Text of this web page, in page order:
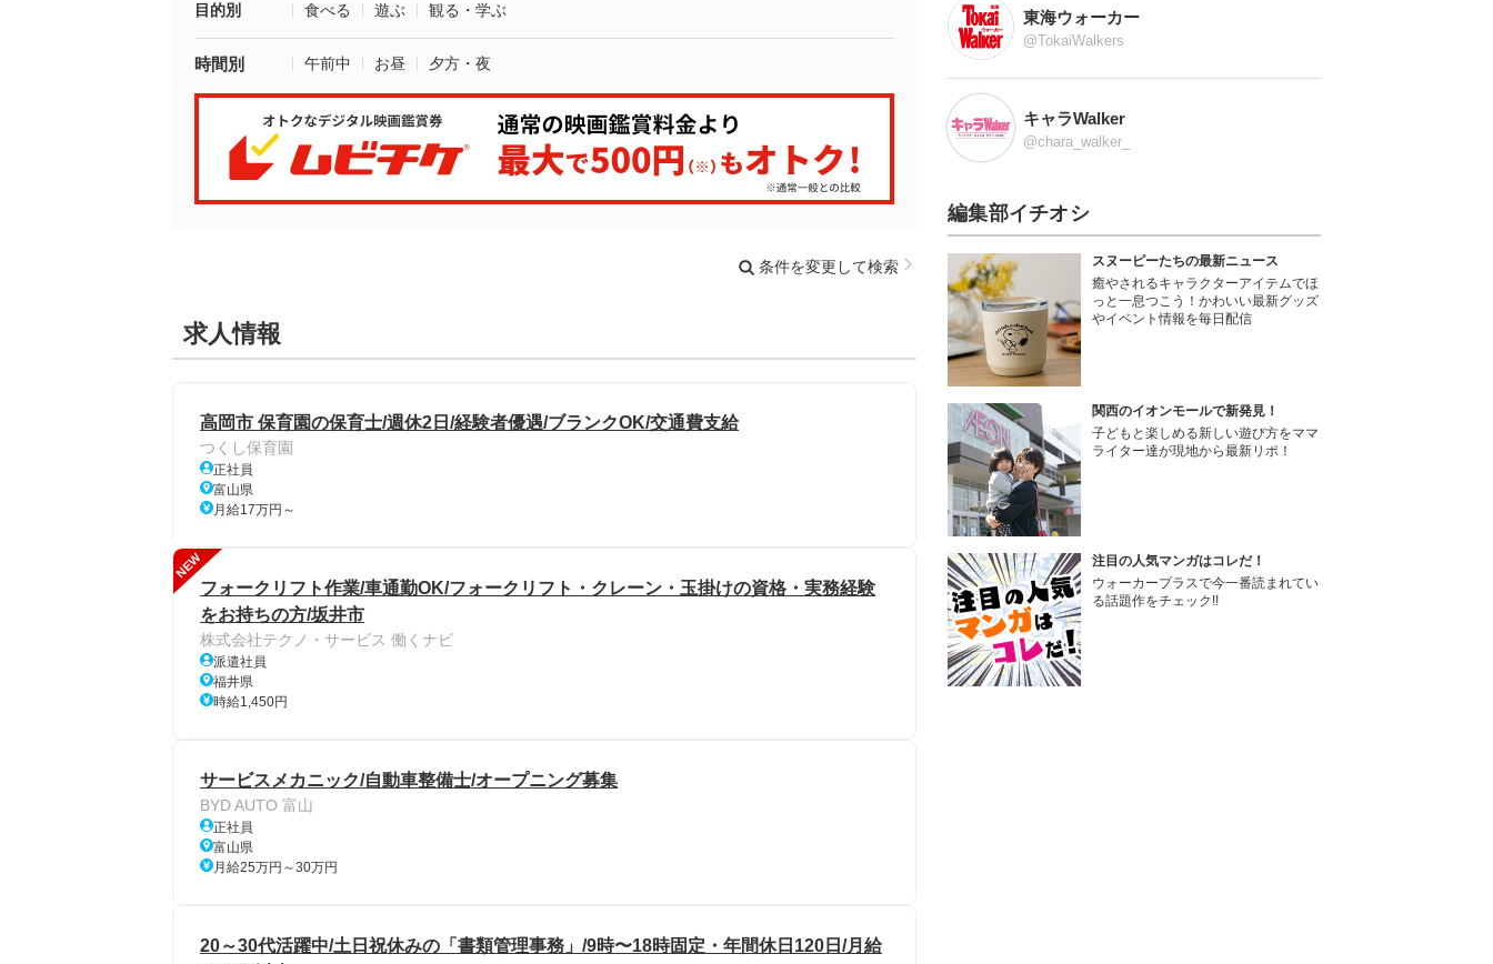
目的別 食べる 遊ぶ 観る・学ぶ
時間別 午前中 お昼 夕方・夜
条件を変更して検索
求人情報
高岡市 保育園の保育士/週休2日/経験者優遇/ブランクOK/交通費支給
つくし保育園
正社員
富山県
月給17万円～
NEW
フォークリフト作業/車通勤OK/フォークリフト・クレーン・玉掛けの資格・実務経験
をお持ちの方/坂井市
株式会社テクノ・サービス 働くナビ
派遣社員
福井県
時給1,450円
サービスメカニック/自動車整備士/オープニング募集
BYD AUTO 富山
正社員
富山県
月給25万円～30万円
20～30代活躍中/土日祝休みの「書類管理事務」/9時〜18時固定・年間休日120日/月給
東海ウォーカー
@TokaiWalkers
キャラWalker
@chara_walker_
編集部イチオシ
スヌーピーたちの最新ニュース
癒やされるキャラクターアイテムでほ
っと一息つこう！かわいい最新グッズ
やイベント情報を毎日配信
関西のイオンモールで新発見！
子どもと楽しめる新しい遊び方をママ
ライター達が現地から最新リポ！
注目の人気マンガはコレだ！
ウォーカープラスで今一番読まれてい
る話題作をチェック!!